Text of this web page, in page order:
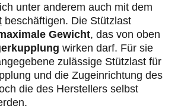
unter anderem auch mit dem
beschäftigen. Die Stützlast
Gewicht, das von oben
wirken darf. Für sie
zulässige Stützlast für
und die Zugeinrichtung des
die des Herstellers selbst